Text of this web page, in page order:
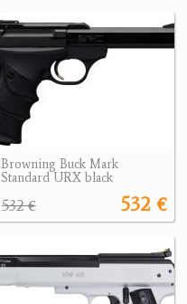
Browning Buck Mark
Standard URX black
532 €
532 €